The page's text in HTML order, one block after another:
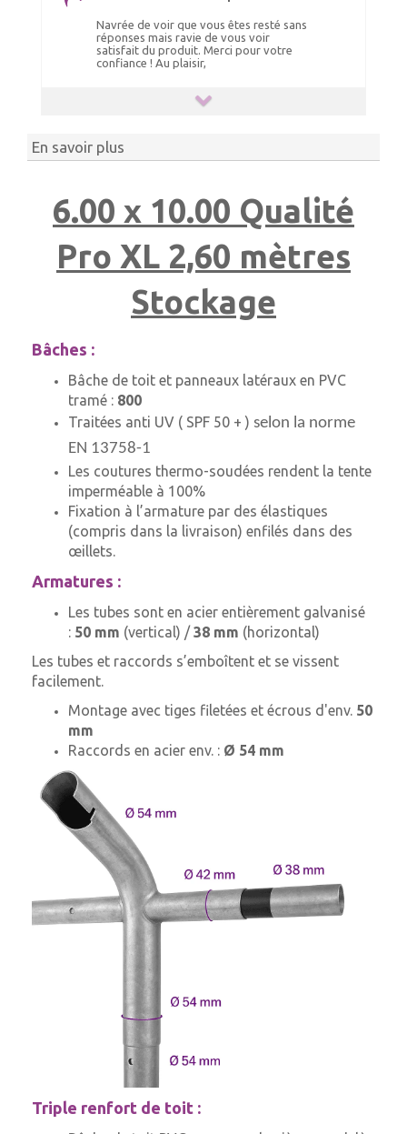
Navrée de voir que vous êtes resté sans
réponses mais ravie de vous voir
satisfait du produit. Merci pour votre
confiance ! Au plaisir,
En savoir plus
6.00 x 10.00 Qualité
Pro XL 2,60 mètres
Stockage
Bâches :
Bâche de toit et panneaux latéraux en PVC
tramé : 800
Traitées anti UV ( SPF 50 + ) selon la norme
EN 13758-1
Les coutures thermo-soudées rendent la tente
imperméable à 100%
Fixation à l’armature par des élastiques
(compris dans la livraison) enfilés dans des
œillets.
Armatures :
Les tubes sont en acier entièrement galvanisé
: 50 mm (vertical) / 38 mm (horizontal)
Les tubes et raccords s’emboîtent et se vissent
facilement.
Montage avec tiges filetées et écrous d'env. 50
mm
Raccords en acier env. : Ø 54 mm
Triple renfort de toit :